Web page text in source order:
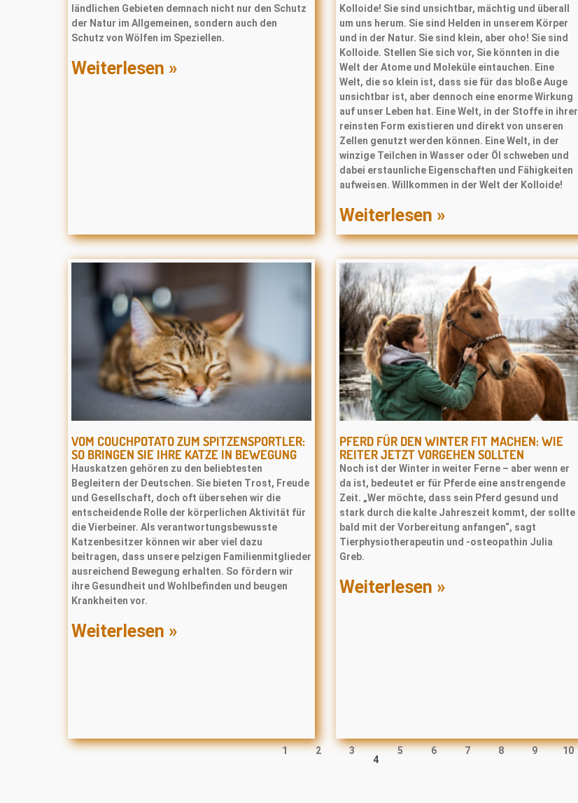
ländlichen Gebieten demnach nicht nur den Schutz
der Natur im Allgemeinen, sondern auch den
Schutz von Wölfen im Speziellen.
Weiterlesen »
Kolloide! Sie sind unsichtbar, mächtig und überall
um uns herum. Sie sind Helden in unserem Körper
und in der Natur. Sie sind klein, aber oho! Sie sind
Kolloide. Stellen Sie sich vor, Sie könnten in die
Welt der Atome und Moleküle eintauchen. Eine
Welt, die so klein ist, dass sie für das bloße Auge
unsichtbar ist, aber dennoch eine enorme Wirkung
auf unser Leben hat. Eine Welt, in der Stoffe in ihrer
reinsten Form existieren und direkt von unseren
Zellen genutzt werden können. Eine Welt, in der
winzige Teilchen in Wasser oder Öl schweben und
dabei erstaunliche Eigenschaften und Fähigkeiten
aufweisen. Willkommen in der Welt der Kolloide!
Weiterlesen »
VOM COUCHPOTATO ZUM SPITZENSPORTLER:
SO BRINGEN SIE IHRE KATZE IN BEWEGUNG
Hauskatzen gehören zu den beliebtesten
Begleitern der Deutschen. Sie bieten Trost, Freude
und Gesellschaft, doch oft übersehen wir die
entscheidende Rolle der körperlichen Aktivität für
die Vierbeiner. Als verantwortungsbewusste
Katzenbesitzer können wir aber viel dazu
beitragen, dass unsere pelzigen Familienmitglieder
ausreichend Bewegung erhalten. So fördern wir
ihre Gesundheit und Wohlbefinden und beugen
Krankheiten vor.
Weiterlesen »
PFERD FÜR DEN WINTER FIT MACHEN: WIE
REITER JETZT VORGEHEN SOLLTEN
Noch ist der Winter in weiter Ferne – aber wenn er
da ist, bedeutet er für Pferde eine anstrengende
Zeit. „Wer möchte, dass sein Pferd gesund und
stark durch die kalte Jahreszeit kommt, der sollte
bald mit der Vorbereitung anfangen“, sagt
Tierphysiotherapeutin und -osteopathin Julia
Greb.
Weiterlesen »
1 2
3
4
5 6 7 8 9 10